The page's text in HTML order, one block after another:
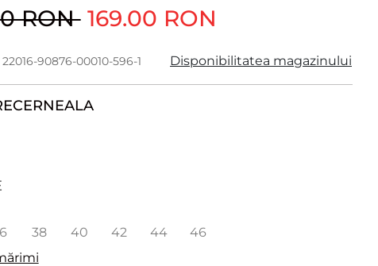
RON 169.00 RON
90876-00010-596-1 Disponibilitatea magazinului
CERNEALA
38 40 42 44
46